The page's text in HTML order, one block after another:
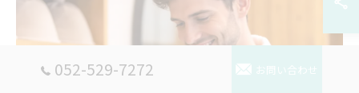
052-529-7272 お問い合わせ